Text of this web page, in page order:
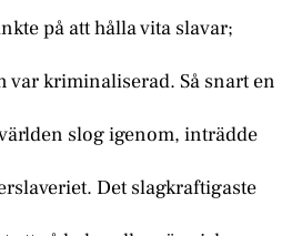
på att hålla vita slavar;
var kriminaliserad. Så snart en
slog igenom, inträdde
Det slagkraftigaste